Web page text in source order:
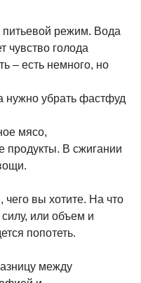
режим. Вода
чувство голода
– есть немного, но
нужно убрать фастфуд
мясо,
продукты. В сжигании
вы хотите. На что
или объем и
попотеть.
между